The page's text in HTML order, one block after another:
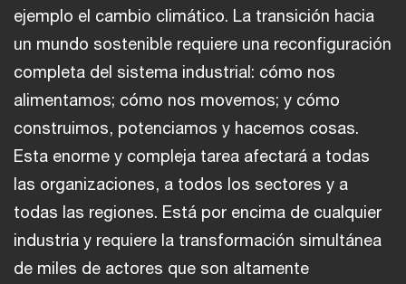
ejemplo el cambio climático. La transición hacia
un mundo sostenible requiere una reconfiguración
completa del sistema industrial: cómo nos
alimentamos; cómo nos movemos; y cómo
construimos, potenciamos y hacemos cosas.
Esta enorme y compleja tarea afectará a todas
las organizaciones, a todos los sectores y a
todas las regiones. Está por encima de cualquier
industria y requiere la transformación simultánea
de miles de actores que son altamente